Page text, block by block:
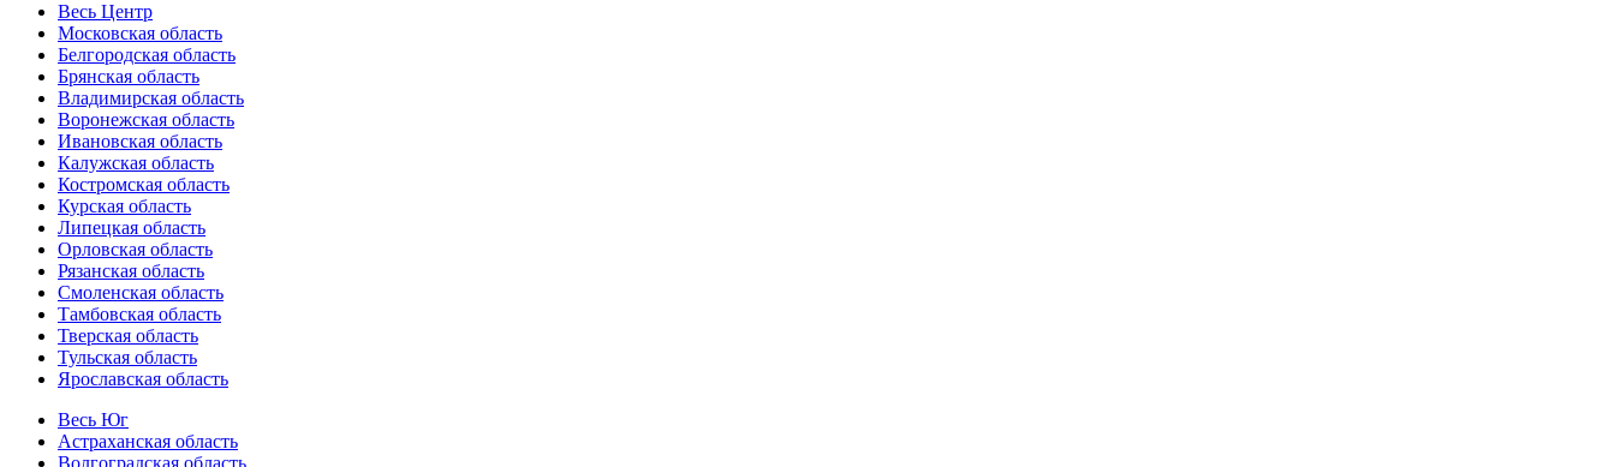
Весь Центр
Московская область
Белгородская область
Брянская область
Владимирская область
Воронежская область
Ивановская область
Калужская область
Костромская область
Курская область
Липецкая область
Орловская область
Рязанская область
Смоленская область
Тамбовская область
Тверская область
Тульская область
Ярославская область
Весь Юг
Астраханская область
Волгоградская область